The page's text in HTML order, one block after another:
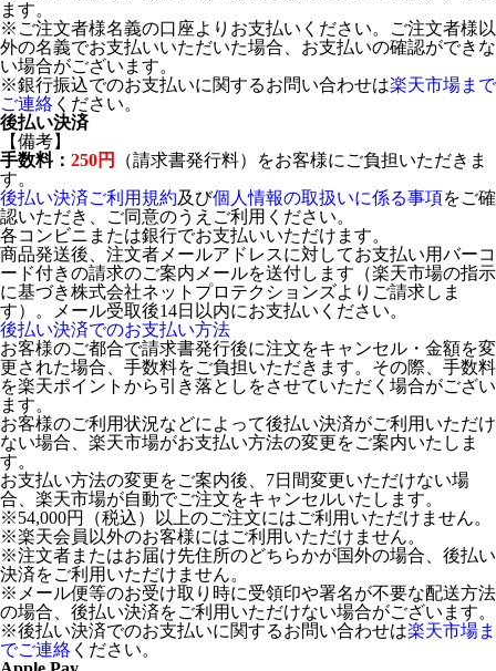
ます。
※ご注文者様名義の口座よりお支払いください。ご注文者様以
外の名義でお支払いいただいた場合、お支払いの確認ができな
い場合がございます。
※銀行振込でのお支払いに関するお問い合わせは楽天市場まで
ご連絡 ください。
後払い決済
【備考】
手数料： 250円
（請求書発行料）をお客様にご負担いただきま
す。
後払い決済ご利用規約及び個人情報の取扱いに係る事項をご確
認いただき、ご同意のうえご利用ください。
各コンビニまたは銀行でお支払いいただけます。
商品発送後、注文者メールアドレスに対してお支払い用バーコ
ード付きの請求のご案内メールを送付します（楽天市場の指示
に基づき株式会社ネットプロテクションズよりご請求しま
す）。メール受取後14日以内にお支払いください。
後払い決済でのお支払い方法
お客様のご都合で請求書発行後に注文をキャンセル・金額を変
更された場合、手数料をご負担いただきます。その際、手数料
を楽天ポイントから引き落としをさせていただく場合がござい
ます。
お客様のご利用状況などによって後払い決済がご利用いただけ
ない場合、楽天市場がお支払い方法の変更をご案内いたしま
す。
お支払い方法の変更をご案内後、7日間変更いただけない場
合、楽天市場が自動でご注文をキャンセルいたします。
※54,000円（税込）以上のご注文にはご利用いただけません。
※楽天会員以外のお客様にはご利用いただけません。
※注文者またはお届け先住所のどちらかが国外の場合、後払い
決済をご利用いただけません。
※メール便等のお受け取り時に受領印や署名が不要な配送方法
の場合、後払い決済をご利用いただけない場合がございます。
※後払い決済でのお支払いに関するお問い合わせは楽天市場ま
でご連絡 ください。